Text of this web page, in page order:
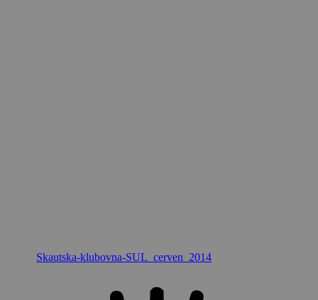
Skautska-klubovna-SUL_cerven_2014